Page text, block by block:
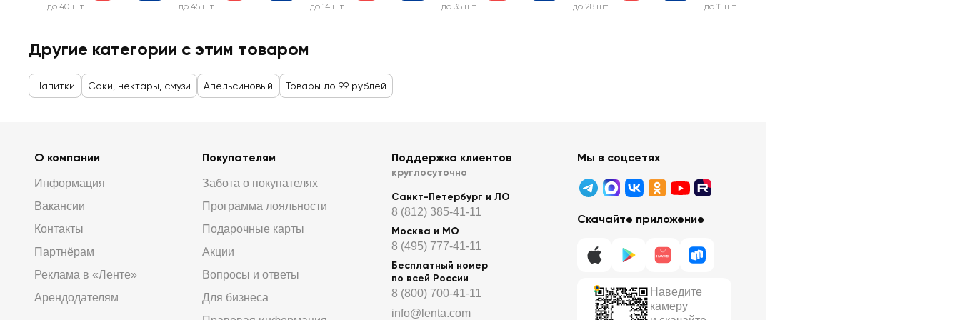
до 40 шт до 45 шт до 14 шт до 35 шт до 28 шт до 11 шт
Другие категории с этим товаром
Напитки Соки, нектары, смузи Апельсиновый Товары до 99 рублей
О компании
Информация
Вакансии
Контакты
Партнёрам
Реклама в «Ленте»
Арендодателям
Покупателям
Забота о покупателях
Программа лояльности
Подарочные карты
Акции
Вопросы и ответы
Для бизнеса
Поддержка клиентов
круглосуточно
Санкт-Петербург и ЛО
8 (812) 385-41-11
Москва и МО
8 (495) 777-41-11
Бесплатный номер
по всей России
8 (800) 700-41-11
info@lenta.com
Мы в соцсетях
Скачайте приложение
Наведите
камеру